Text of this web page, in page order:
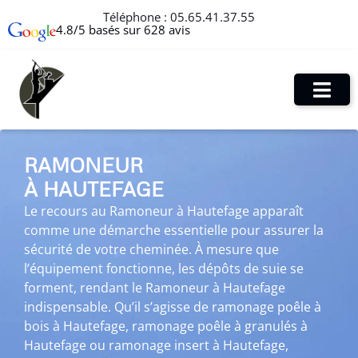
Téléphone : 05.65.41.37.55
4.8/5 basés sur 628 avis
RAMONEUR
À HAUTEFAGE
Le recours au Ramoneur à Hautefage apparaît
comme une démarche essentielle pour assurer la
sécurité de votre cheminée. À mesure que
l’équipement fonctionne, les dépôts de suie se
forment, rendant le Ramoneur à Hautefage
indispensable. Qu’il s’agisse de ramonage poêle à
bois à Hautefage, ramonage poêle à granulés à
Hautefage ou ramonage insert à Hautefage,